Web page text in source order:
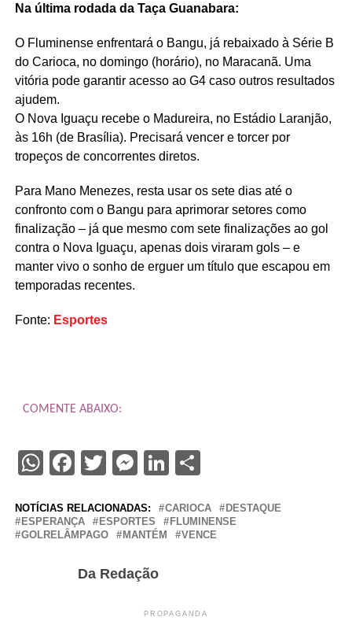
Na última rodada da Taça Guanabara:
O Fluminense enfrentará o Bangu, já rebaixado à Série B
do Carioca, no domingo (horário), no Maracanã. Uma
vitória pode garantir acesso ao G4 caso outros resultados
ajudem.
O Nova Iguaçu recebe o Madureira, no Estádio Laranjão,
às 16h (de Brasília). Precisará vencer e torcer por
tropeços de concorrentes diretos.
Para Mano Menezes, resta usar os sete dias até o
confronto com o Bangu para aprimorar setores como
finalização – já que mesmo com sete finalizações ao gol
contra o Nova Iguaçu, apenas dois viraram gols – e
manter vivo o sonho de erguer um título que escapou em
temporadas recentes.
Fonte: Esportes
COMENTE ABAIXO:
WhatsApp
Facebook
Twitter
Messenger
LinkedIn
Share
NOTÍCIAS RELACIONADAS: CARIOCA
DESTAQUE
ESPERANÇA
ESPORTES
FLUMINENSE
GOLRELÂMPAGO
MANTÉM VENCE
Da Redação
PROPAGANDA